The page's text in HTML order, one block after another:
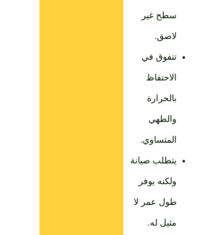
سطح غير
لاصق.
تتفوق في
الاحتفاظ
بالحرارة
والطهي
المتساوي.
يتطلب صيانة
ولكنه يوفر
طول عمر لا
مثيل له.